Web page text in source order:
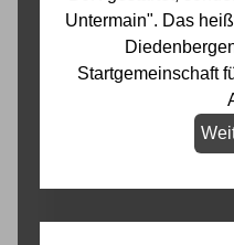
Untermain". Das
Startgemeinschaft